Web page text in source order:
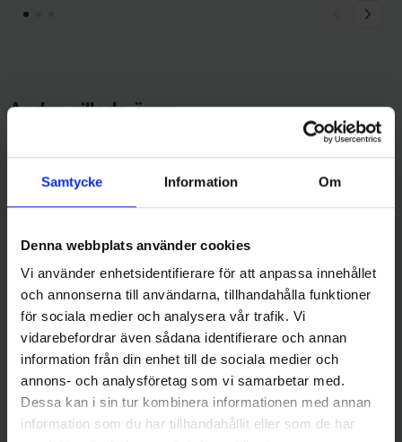
Samtycke Information Om
Denna webbplats använder cookies
Vi använder enhetsidentifierare för att anpassa innehållet
och annonserna till användarna, tillhandahålla funktioner
för sociala medier och analysera vår trafik. Vi
vidarebefordrar även sådana identifierare och annan
information från din enhet till de sociala medier och
annons- och analysföretag som vi samarbetar med.
Dessa kan i sin tur kombinera informationen med annan
information som du har tillhandahållit eller som de har
Andra gillade även
FKP-Gear
79 kr
Mieko Predator
65 kr